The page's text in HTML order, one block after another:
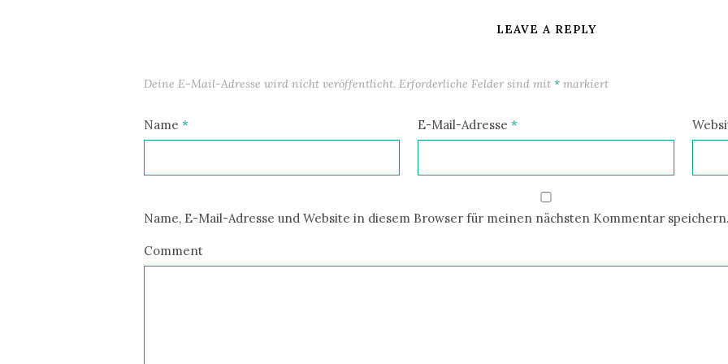
LEAVE A REPLY
Deine E-Mail-Adresse wird nicht veröffentlicht. Erforderliche Felder sind mit * markiert
Name * E-Mail-Adresse*
Name, E-Mail-Adresse und Website in diesem Browser für meinen nächsten Kommentar
Comment